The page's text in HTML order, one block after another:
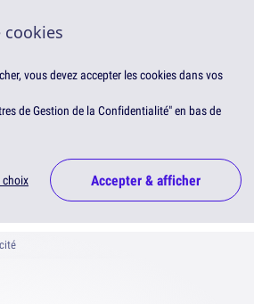
cookies
vous devez accepter les cookies dans vos
de Gestion de la Confidentialité" en bas de
choix Accepter & afficher